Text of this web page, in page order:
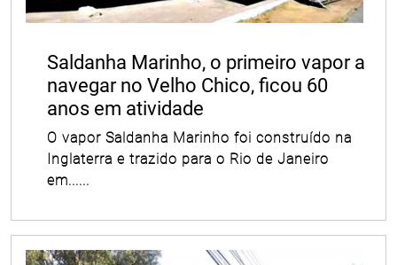
Saldanha Marinho, o primeiro vapor a
navegar no Velho Chico, ficou 60
anos em atividade
O vapor Saldanha Marinho foi construído na
Inglaterra e trazido para o Rio de Janeiro
em......